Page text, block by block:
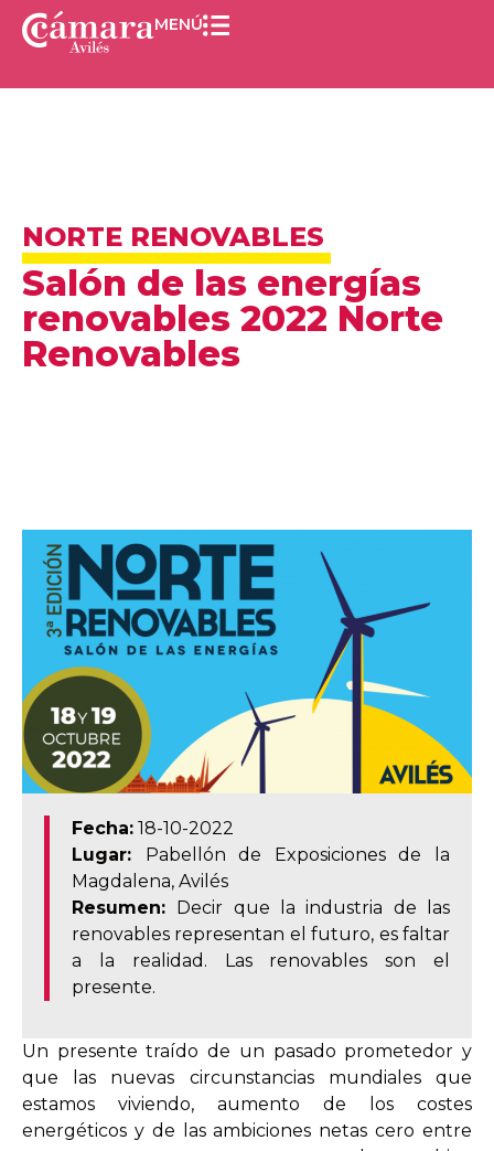
MENÚ
NORTE RENOVABLES
Salón de las energías
renovables 2022 Norte
Renovables
Fecha: 18-10-2022
Lugar: Pabellón de Exposiciones de la
Magdalena, Avilés
Resumen: Decir que la industria de las
renovables representan el futuro, es faltar
a la realidad. Las renovables son el
presente.
Un presente traído de un pasado prometedor y
que las nuevas circunstancias mundiales que
estamos viviendo, aumento de los costes
energéticos y de las ambiciones netas cero entre